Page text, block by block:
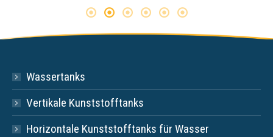
Wassertanks
Vertikale Kunststofftanks
Horizontale Kunststofftanks für Wasser